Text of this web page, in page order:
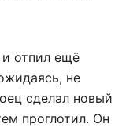
отпил ещё
не
сделал новый
проглотил. Он